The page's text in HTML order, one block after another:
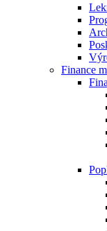
Finance